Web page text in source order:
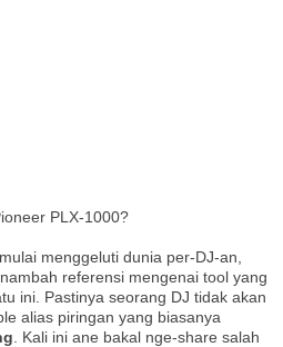
PLX-1000?
menggeluti dunia per-DJ-an,
referensi mengenai tool yang
ini. Pastinya seorang DJ tidak akan
alias piringan yang biasanya
. Kali ini ane bakal nge-share salah